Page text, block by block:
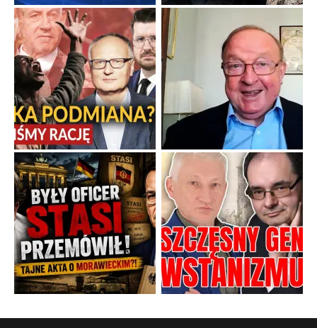
Boskie przestrogi na trudne czasy. Maryjna alternatywa dla
cyfrowego świata
Święte orędzia w cieniu smartfonów....
Popularne